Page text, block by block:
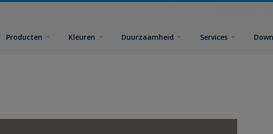
Producten Kleuren Duurzaamheid Services